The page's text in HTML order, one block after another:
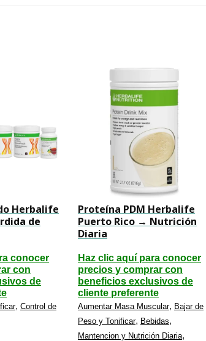
Herbalife
de
conocer
con
de
, Control de
Proteína PDM Herbalife
Puerto Rico → Nutrición
Diaria
Haz clic aquí para conocer
precios y comprar con
beneficios exclusivos de
cliente preferente
Aumentar Masa Muscular, Bajar de
Peso y Tonificar, Bebidas,
Mantencion y Nutrición Diaria,